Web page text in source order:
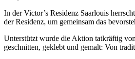
In der Victor’s Residenz Saarlouis
der Residenz, um gemeinsam das
Unterstützt wurde die Aktion tatkräftig
geschnitten, geklebt und gemalt: Von